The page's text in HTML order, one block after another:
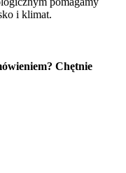
i klimat.
Chętnie